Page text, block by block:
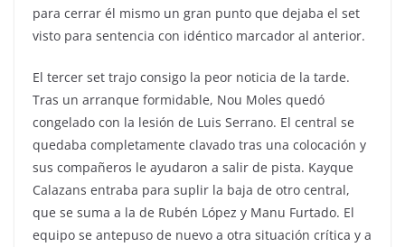
para cerrar él mismo un gran punto que dejaba el set
visto para sentencia con idéntico marcador al anterior.
El tercer set trajo consigo la peor noticia de la tarde.
Tras un arranque formidable, Nou Moles quedó
congelado con la lesión de Luis Serrano. El central se
quedaba completamente clavado tras una colocación y
sus compañeros le ayudaron a salir de pista. Kayque
Calazans entraba para suplir la baja de otro central,
que se suma a la de Rubén López y Manu Furtado. El
equipo se antepuso de nuevo a otra situación crítica y a